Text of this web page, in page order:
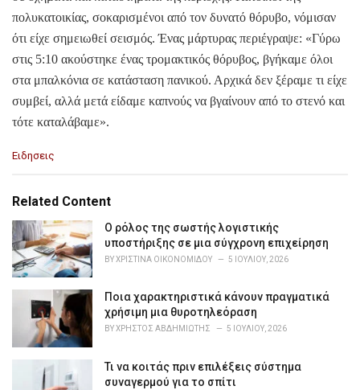
πολυκατοικίας, σοκαρισμένοι από τον δυνατό θόρυβο, νόμισαν
ότι είχε σημειωθεί σεισμός. Ένας μάρτυρας περιέγραψε: «Γύρω
στις 5:10 ακούστηκε ένας τρομακτικός θόρυβος, βγήκαμε όλοι
στα μπαλκόνια σε κατάσταση πανικού. Αρχικά δεν ξέραμε τι είχε
συμβεί, αλλά μετά είδαμε καπνούς να βγαίνουν από το στενό και
τότε καταλάβαμε».
C
e
o
r
i
e
Ειδησεις
Related Content
Ο ρόλος της σωστής λογιστικής
υποστήριξης σε μια σύγχρονη επιχείρηση
BYΧΡΙΣΤΊΝΑ ΟΙΚΟΝΟΜΊΔΟΥ 5 ΙΟΥΛΊΟΥ, 2026
Ποια χαρακτηριστικά κάνουν πραγματικά
χρήσιμη μια θυροτηλεόραση
BYΧΡΉΣΤΟΣ ΑΒΔΗΜΙΏΤΗΣ 5 ΙΟΥΛΊΟΥ, 2026
Τι να κοιτάς πριν επιλέξεις σύστημα
συναγερμού για το σπίτι